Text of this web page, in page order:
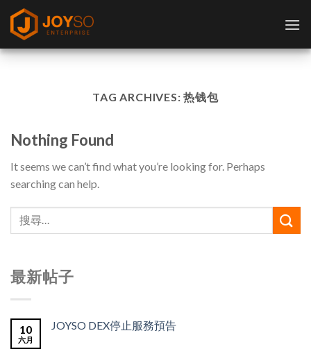
Skip
content
TAG ARCHIVES:热钱包
Nothing Found
It seems we can’t find what you’re looking for. Perhaps
searching can help.
最新帖子
10
六月
JOYSO DEX停止服務預告